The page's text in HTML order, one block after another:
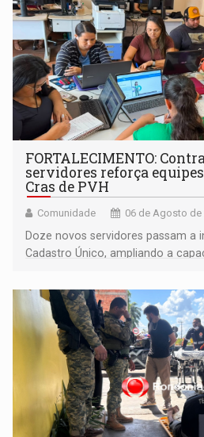
FORTALECIMENTO:
servidores reforça
Cras de PVH
Comunidade 06 de Agosto de
Doze novos servidores passam a
Cadastro Único, ampliando a